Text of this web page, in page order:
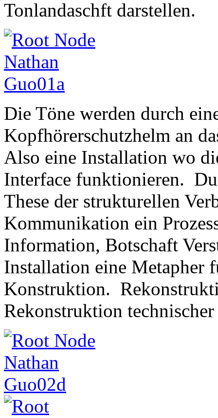
Tonlandaschft darstellen.
Die Töne werden durch
Kopfhörerschutzhelm an
Also eine Installation wo
Interface funktionieren.
These der strukturellen
Kommunikation ein
Information, Botschaft
Installation eine Metapher
Konstruktion.
Rekonstruktion